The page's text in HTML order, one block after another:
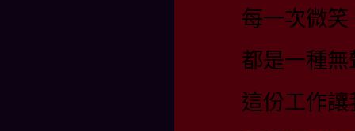
每一次微
都是一種
這份工作